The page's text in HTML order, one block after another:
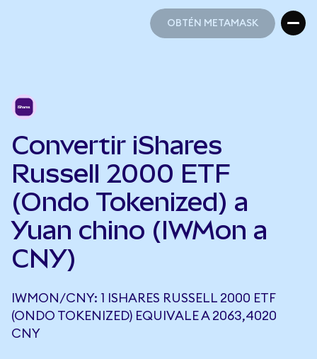
OBTÉN METAMASK
Convertir iShares
Russell 2000 ETF
(Ondo Tokenized) a
Yuan chino (IWMon a
CNY)
IWMON/CNY: 1 ISHARES RUSSELL 2000 ETF
(ONDO TOKENIZED) EQUIVALE A 2063,4020
CNY